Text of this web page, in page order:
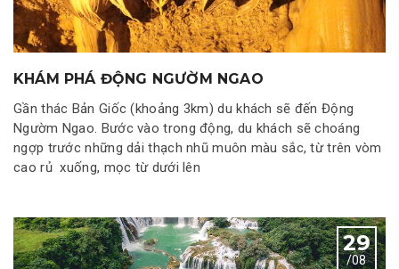
KHÁM PHÁ ĐỘNG NGƯỜM NGAO
Gần thác Bản Giốc (khoảng 3km) du khách sẽ đến Động
Ngườm Ngao. Bước vào trong động, du khách sẽ choáng
ngợp trước những dải thạch nhũ muôn màu sắc, từ trên vòm
cao rủ xuống, mọc từ dưới lên
29
/08